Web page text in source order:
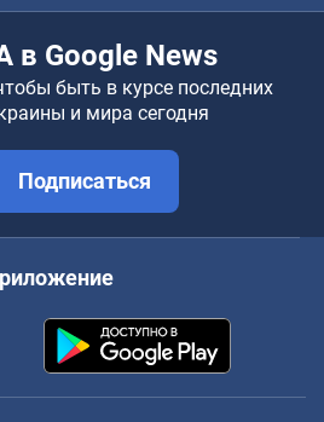
в Google News
быть в курсе последних
и мира сегодня
Подписаться